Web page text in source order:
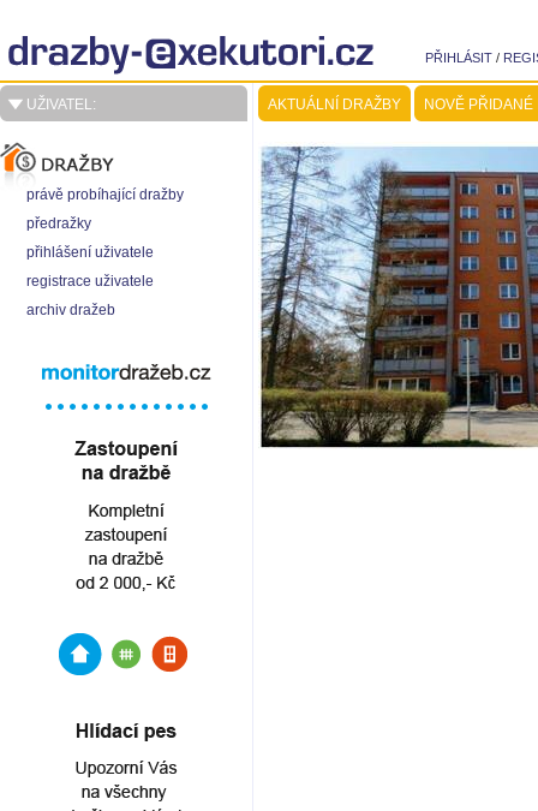
PŘIHLÁSIT /
UŽIVATEL:
právě probíhající dražby
předražky
přihlášení uživatele
registrace uživatele
archiv dražeb
AKTUÁLNÍ DRAŽBY NOVĚ PŘIDANÉ